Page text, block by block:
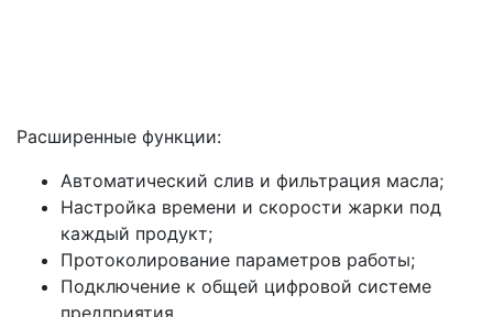
Расширенные функции:
Автоматический слив и фильтрация масла;
Настройка времени и скорости жарки под
каждый продукт;
Протоколирование параметров работы;
Подключение к общей цифровой системе